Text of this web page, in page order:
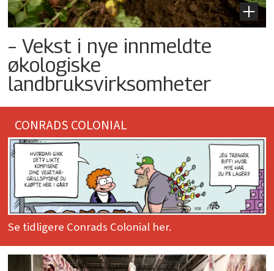
– Vekst i nye innmeldte
økologiske
landbruksvirksomheter
CONRADS COLONIAL
Se tidligere Conrads Colonial her.